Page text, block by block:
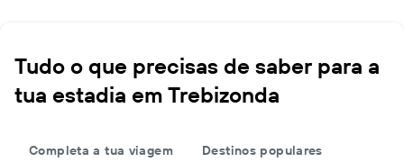
Tudo o que precisas de saber para a
tua estadia em Trebizonda
Completa a tua viagem Destinos populares